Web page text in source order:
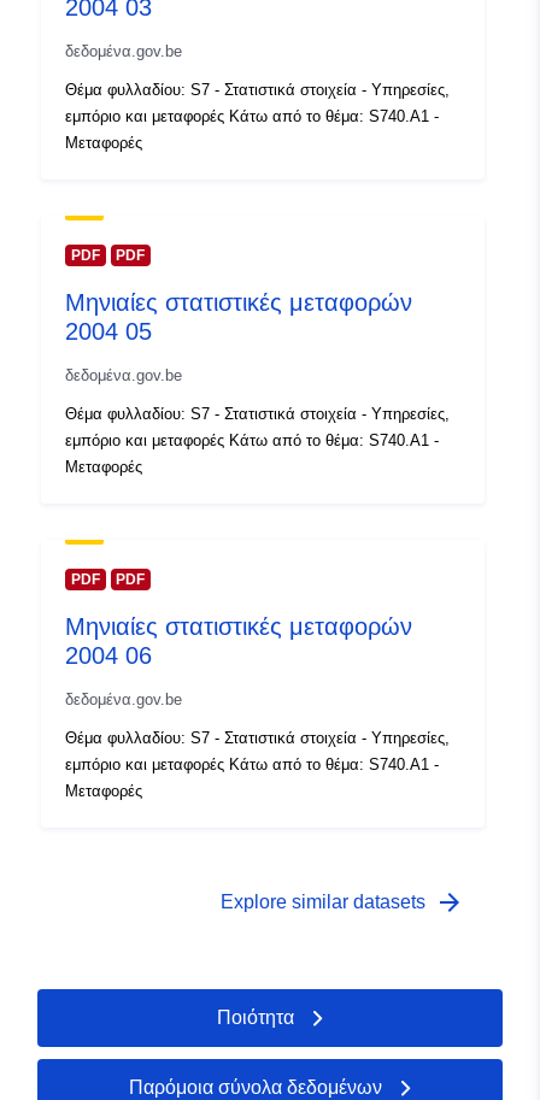
Αρχείο
καταλόγου:
Προστίθεται στο data.europa.eu:
February 2024
Χωρικός:
49.49 ], [ 2.54, 49.49 ], [ 2.54,
Αναγνωριστικά: Q14345#ID
Δικαιώματα
Χρονική κάλυψη:
2004 03
δεδομένα.gov.be
Θέμα φυλλαδίου: S7 - Στατιστικά στοιχεία - Υπηρεσίες,
εμπόριο και μεταφορές Κάτω από το θέμα: S740.A1 -
Μεταφορές
PDF PDF
Μηνιαίες στατιστικές μεταφορών
2004 05
δεδομένα.gov.be
Θέμα φυλλαδίου: S7 - Στατιστικά στοιχεία - Υπηρεσίες,
εμπόριο και μεταφορές Κάτω από το θέμα: S740.A1 -
Μεταφορές
PDF PDF
Μηνιαίες στατιστικές μεταφορών
2004 06
δεδομένα.gov.be
Θέμα φυλλαδίου: S7 - Στατιστικά στοιχεία - Υπηρεσίες,
εμπόριο και μεταφορές Κάτω από το θέμα: S740.A1 -
Μεταφορές
Explore similar datasets arrow_forward
Ποιότητα
Παρόμοια σύνολα δεδομένων